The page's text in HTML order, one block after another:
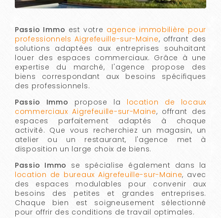
Passio Immo est votre agence immobilière pour
professionnels Aigrefeuille-sur-Maine, offrant des
solutions adaptées aux entreprises souhaitant
louer des espaces commerciaux. Grâce à une
expertise du marché, l'agence propose des
biens correspondant aux besoins spécifiques
des professionnels.
Passio Immo propose la location de locaux
commerciaux Aigrefeuille-sur-Maine, offrant des
espaces parfaitement adaptés à chaque
activité. Que vous recherchiez un magasin, un
atelier ou un restaurant, l'agence met à
disposition un large choix de biens.
Passio Immo se spécialise également dans la
location de bureaux Aigrefeuille-sur-Maine, avec
des espaces modulables pour convenir aux
besoins des petites et grandes entreprises.
Chaque bien est soigneusement sélectionné
pour offrir des conditions de travail optimales.